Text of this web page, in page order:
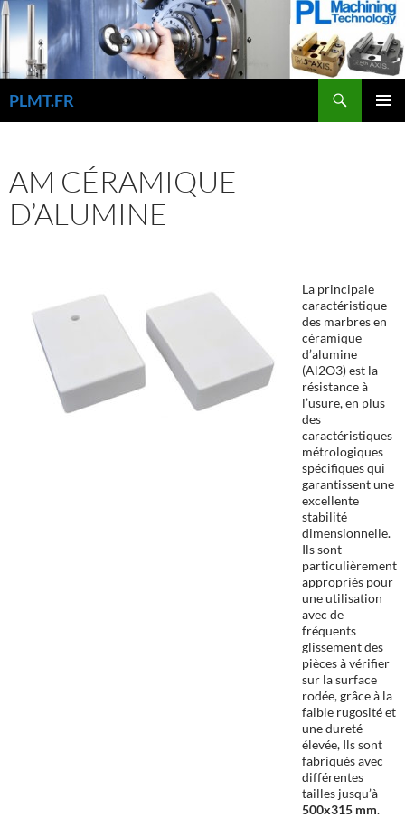
Aller
au
contenu
PLMT.FR
AM CÉRAMIQUE
D’ALUMINE
La principale
caractéristique
des marbres en
céramique
d’alumine
(Al2O3) est la
résistance à
l’usure, en plus
des
caractéristiques
métrologiques
spécifiques qui
garantissent une
excellente
stabilité
dimensionnelle.
Ils sont
particulièrement
appropriés pour
une utilisation
avec de
fréquents
glissement des
pièces à vérifier
sur la surface
rodée, grâce à la
faible rugosité et
une dureté
élevée, Ils sont
fabriqués avec
différentes
tailles jusqu’à
500x315 mm.